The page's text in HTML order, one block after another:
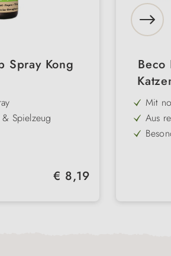
Spray Kong
& Spielzeug
Regulärer Preis:
€ 8,19
Beco
Mit
–
Aus